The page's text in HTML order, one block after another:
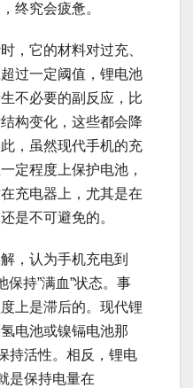
终究会疲惫。
，它的材料对过充、
过一定阈值，锂电池
不必要的副反应，比
构变化，这些都会降
，虽然现代手机的充
定程度上保护电池，
充电器上，尤其是在
是不可避免的。
，认为手机充电到
保持”满血”状态。事
上是滞后的。现代锂
电池或镍镉电池那
持活性。相反，锂电
是保持电量在